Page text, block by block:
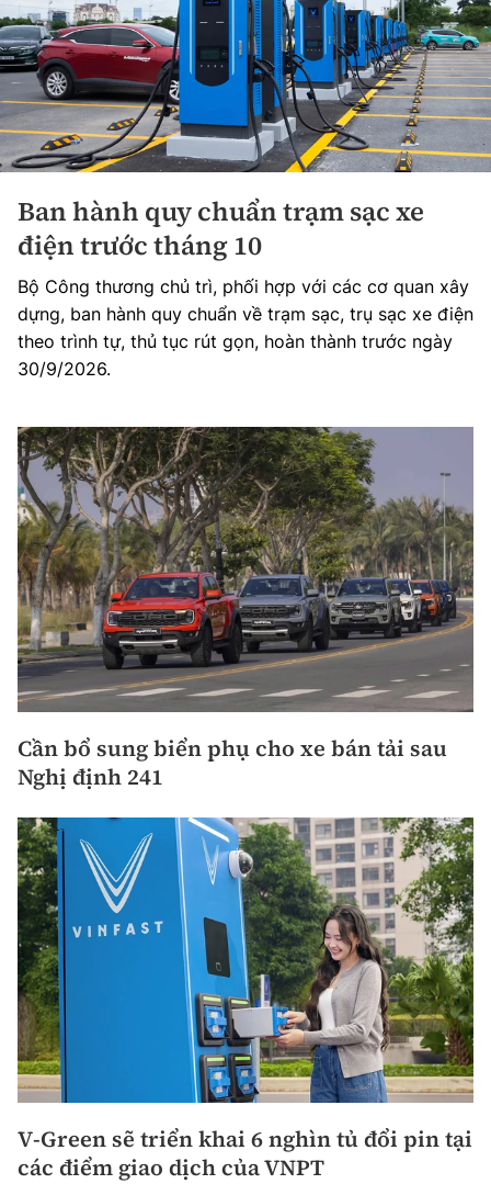
Ban hành quy chuẩn trạm sạc xe
điện trước tháng 10
Bộ Công thương chủ trì, phối hợp với các cơ quan xây
dựng, ban hành quy chuẩn về trạm sạc, trụ sạc xe điện
theo trình tự, thủ tục rút gọn, hoàn thành trước ngày
30/9/2026.
Cần bổ sung biển phụ cho xe bán tải sau
Nghị định 241
V-Green sẽ triển khai 6 nghìn tủ đổi pin tại
các điểm giao dịch của VNPT